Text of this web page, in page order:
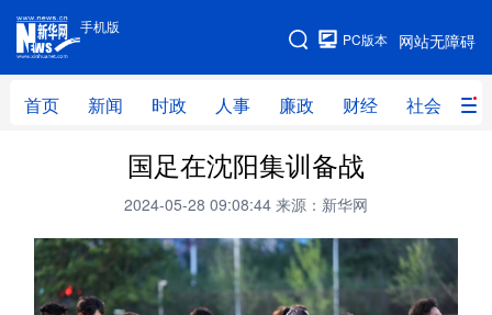
手机版
网站无障碍
PC版本
首页 新闻 时政 人事 廉政 财经 社会 科
手机版
网站地图
新闻 时政
财经 社会
文化 教育 健康 旅游
体育 视频 直播 无人机
国足在沈阳集训备战
2024-05-28 09:08:44 来源：新华网